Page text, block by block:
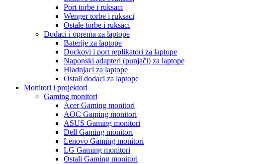
Port torbe i ruksaci
Wenger torbe i ruksaci
Ostale torbe i ruksaci
Dodaci i oprema za laptope
Baterije za laptope
Dockovi i port replikatori za laptope
Naponski adapteri (punjači) za laptope
Hladnjaci za laptope
Ostali dodaci za laptope
Monitori i projektori
Gaming monitori
Acer Gaming monitori
AOC Gaming monitori
ASUS Gaming monitori
Dell Gaming monitori
Lenovo Gaming monitori
LG Gaming monitori
Ostali Gaming monitori